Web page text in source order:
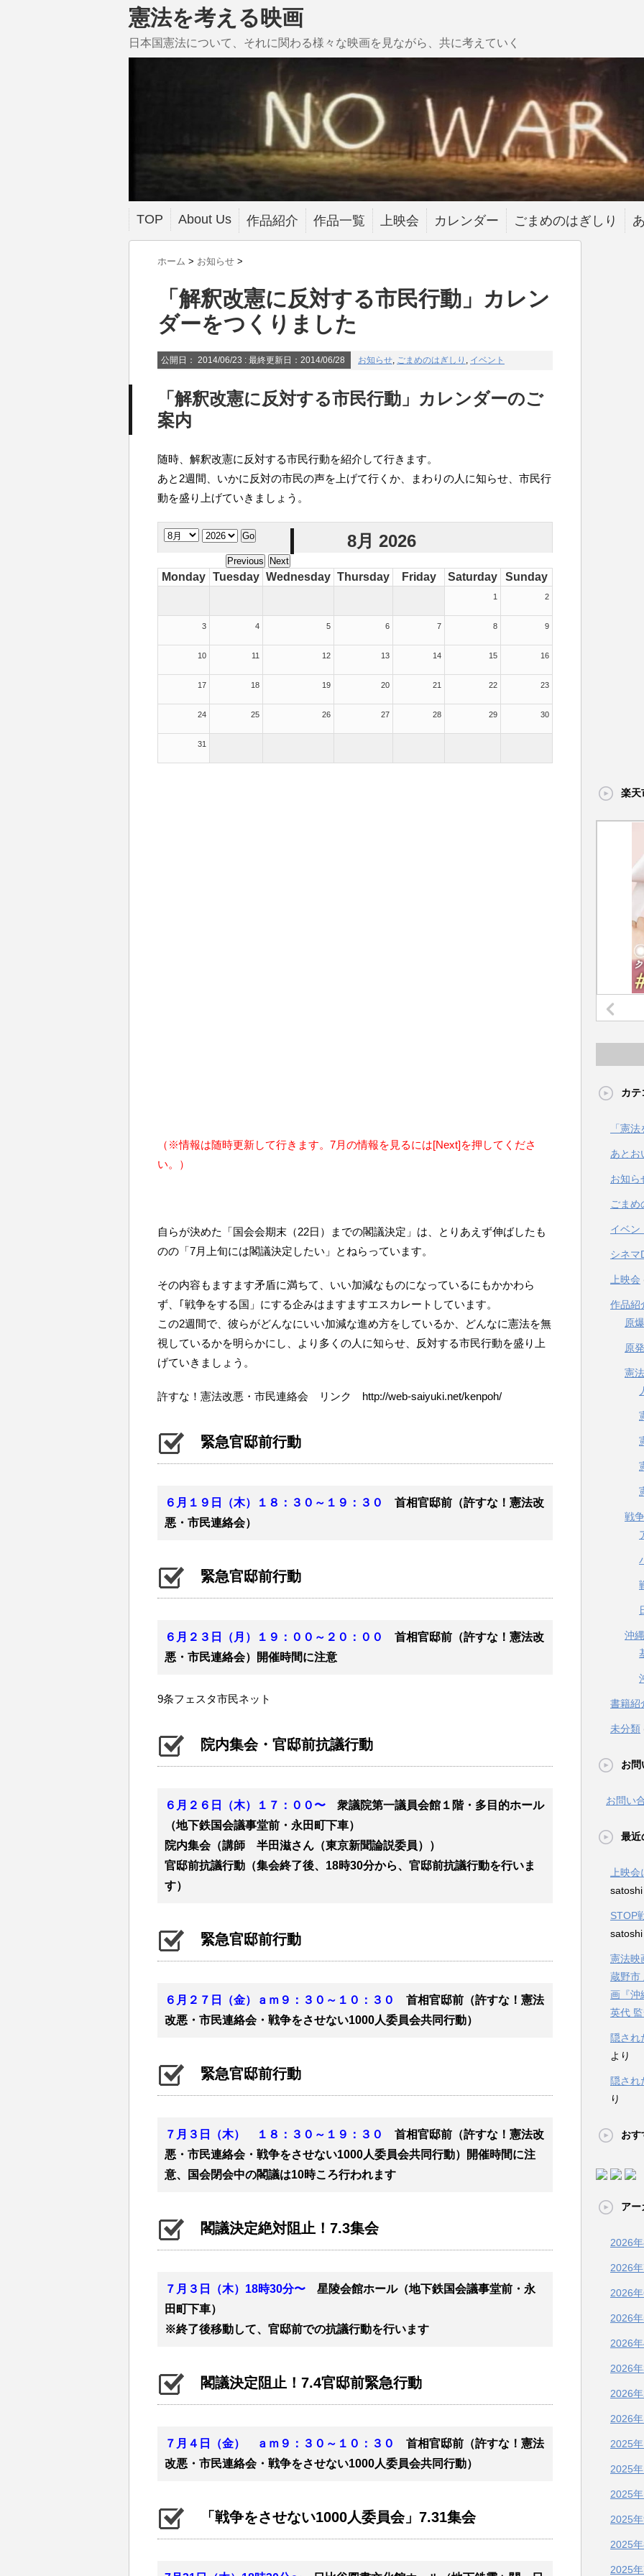
憲法を考える映画
日本国憲法について、それに関わる様々な映画を見ながら、共に考えていく
TOP About Us 作品紹介 作品一覧 上映会 カレンダー ごまめのはぎしり
ホーム > お知らせ >
「解釈改憲に反対する市民行動」カレン
ダーをつくりました
公開日： 2014/06/23 : 最終更新日：2014/06/28 お知らせ, ごまめのはぎしり , イベント
「解釈改憲に反対する市民行動」カレンダーのご
案内
随時、解釈改憲に反対する市民行動を紹介して行きます。
あと2週間、いかに反対の市民の声を上げて行くか、まわりの人に知らせ、市民行
動を盛り上げていきましょう。
8月 2026
Monday Tuesday Wednesday Thursday Friday Saturday Sunday
1 2
3 4 5 6 7 8 9
10 11 12 13 14 15 16
17 18 19 20 21 22 23
24 25 26 27 28 29 30
31
（※情報は随時更新して行きます。7月の情報を見るには[Next]を押してくださ
い。）
自らが決めた「国会会期末（22日）までの閣議決定」は、とりあえず伸ばしたも
のの「7月上旬には閣議決定したい」とねらっています。
その内容もますます矛盾に満ちて、いい加減なものになっているにもかかわら
ず、｢戦争をする国」にする企みはますますエスカレートしています。
この2週間で、彼らがどんなにいい加減な進め方をしているか、どんなに憲法を無
視しているかを明らかにし、より多くの人に知らせ、反対する市民行動を盛り上
げていきましょう。
許すな！憲法改悪・市民連絡会 リンク http://web-saiyuki.net/kenpoh/
緊急官邸前行動
６月１９日（木）１８：３０～１９：３０
首相官邸前（許すな！憲法改
悪・市民連絡会）
緊急官邸前行動
６月２３日（月）１９：００～２０：００
首相官邸前（許すな！憲法改
悪・市民連絡会）開催時間に注意
9条フェスタ市民ネット
院内集会・官邸前抗議行動
６月２６日（木）１７：００〜 衆議院第一議員会館１階・多目的ホール
（地下鉄国会議事堂前・永田町下車）
院内集会（講師 半田滋さん（東京新聞論説委員））
官邸前抗議行動（集会終了後、18時30分から、官邸前抗議行動を行いま
す）
緊急官邸前行動
６月２７日（金）ａｍ９：３０～１０：３０
首相官邸前（許すな！憲法
改悪・市民連絡会・戦争をさせない1000人委員会共同行動）
緊急官邸前行動
７月３日（木） １８：３０～１９：３０
首相官邸前（許すな！憲法改
悪・市民連絡会・戦争をさせない1000人委員会共同行動）開催時間に注
意、国会閉会中の閣議は10時ころ行われます
閣議決定絶対阻止！7.3集会
７月３日（木）18時30分〜 星陵会館ホール（地下鉄国会議事堂前・永
田町下車）
※終了後移動して、官邸前での抗議行動を行います
閣議決定阻止！7.4官邸前緊急行動
７月４日（金） ａｍ９：３０～１０：３０
首相官邸前（許すな！憲法
改悪・市民連絡会・戦争をさせない1000人委員会共同行動）
「戦争をさせない1000人委員会」7.31集会
楽天
カテ
「憲
あとお
お知ら
ごまめ
イベン
シネマ
上映会
作品紹
原
原
憲
戦
沖
書籍紹
未分類
お問
お問い
最近
上映
STOP
憲法映
蔵野市
画『沖
英代
隠さ
より
隠さ
り
おす
アー
2026
2026
2026
2026
2026
2026
2026
2026
2025
2025
2025
2025
2025
2025